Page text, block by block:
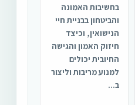
בחשיבות האמונה
והביטחון בבניית חיי
הנישואין, וכיצד
חיזוק האמון והגישה
החיובית יכולים
למנוע מריבות וליצור
ב...